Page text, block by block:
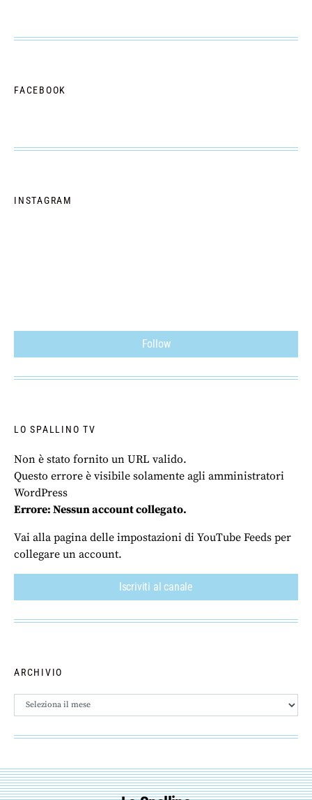
FACEBOOK
INSTAGRAM
Follow
LO SPALLINO TV
Non è stato fornito un URL valido.
Questo errore è visibile solamente agli amministratori
WordPress
Errore: Nessun account collegato.
Vai alla pagina delle impostazioni di YouTube Feeds per
collegare un account.
Iscriviti al canale
ARCHIVIO
Archivio